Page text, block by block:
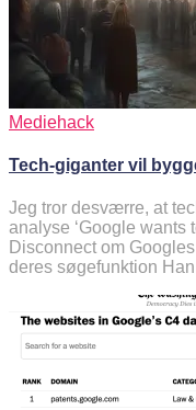
Mediehack
Tech-giganter vil
Jeg tror desværre, at
analyse ‘Google wants
Disconnect om
deres søgefunktion